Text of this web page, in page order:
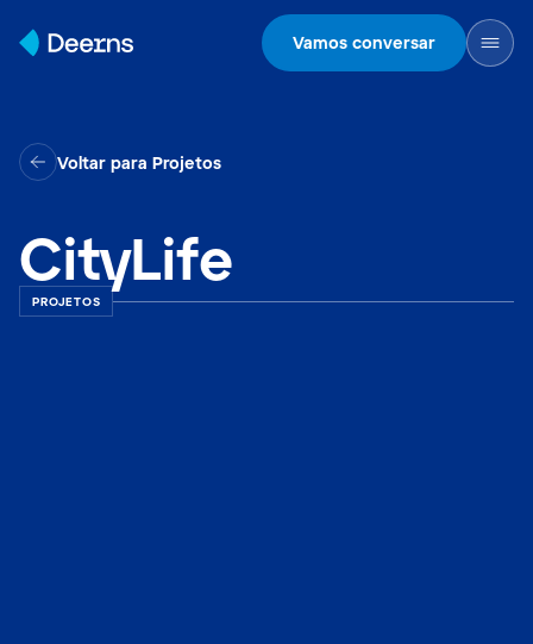
Vamos conversar
Voltar para Projetos
CityLife
PROJETOS